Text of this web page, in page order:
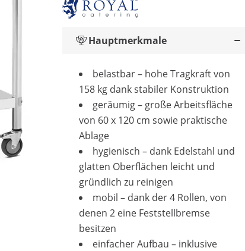
Hauptmerkmale
belastbar – hohe Tragkraft von
158 kg dank stabiler Konstruktion
geräumig – große Arbeitsfläche
von 60 x 120 cm sowie praktische
Ablage
hygienisch – dank Edelstahl und
glatten Oberflächen leicht und
gründlich zu reinigen
mobil – dank der 4 Rollen, von
denen 2 eine Feststellbremse
besitzen
einfacher Aufbau – inklusive